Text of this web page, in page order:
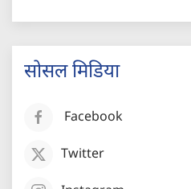
सोसल मिडिया
Facebook
Twitter